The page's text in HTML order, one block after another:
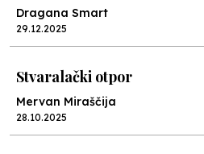
Dragana Smart
29.12.2025
Stvaralački otpor
Mervan Miraščija
28.10.2025